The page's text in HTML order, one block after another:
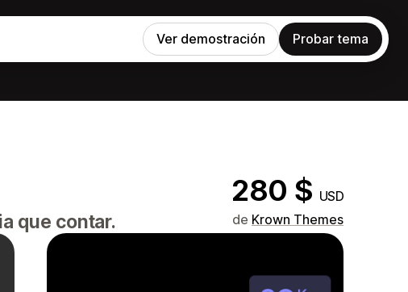
Ver demostración Probar tema
280 $ USD
que contar. de Krown Themes